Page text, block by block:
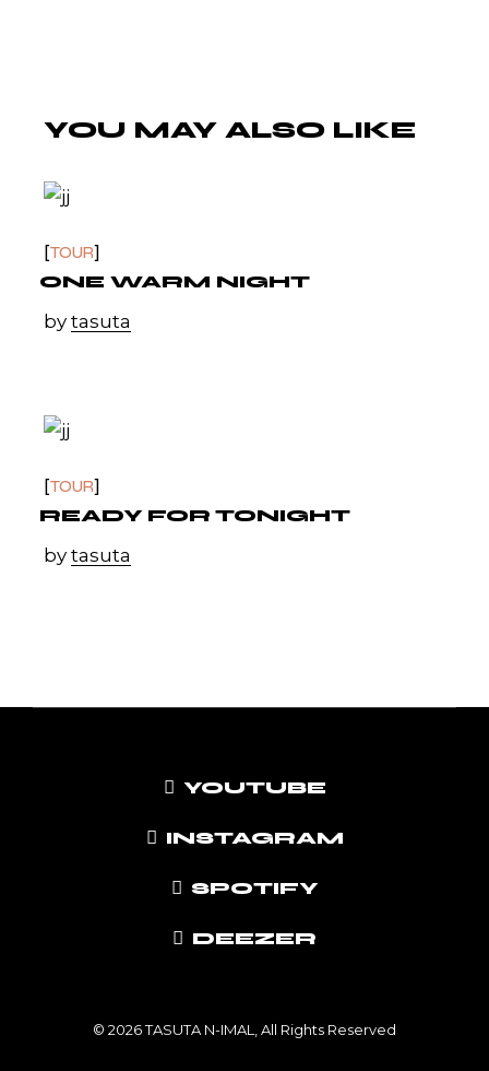
YOU MAY ALSO LIKE
TOUR
ONE WARM NIGHT
bytasuta
TOUR
READY FOR TONIGHT
bytasuta
YOUTUBE
INSTAGRAM
SPOTIFY
DEEZER
© 2026 TASUTA N-IMAL, All Rights Reserved